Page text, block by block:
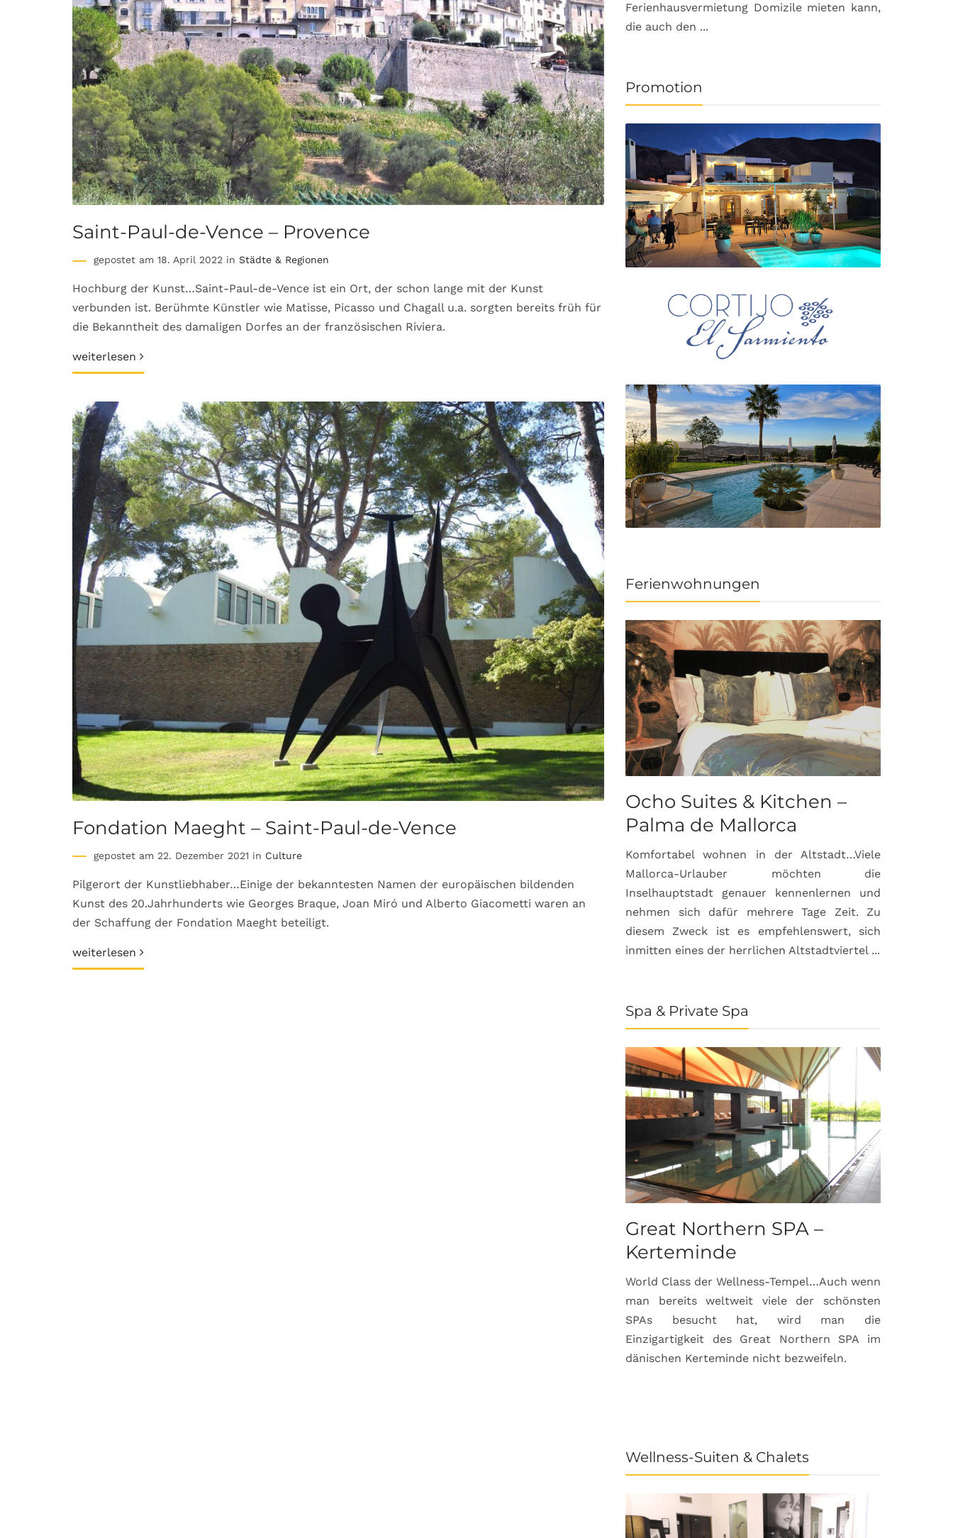
Saint-Paul-de-Vence – Provence
gepostet am 18. April 2022 in Städte & Regionen
Hochburg der Kunst…Saint-Paul-de-Vence ist ein Ort, der schon lange mit der Kunst
verbunden ist. Berühmte Künstler wie Matisse, Picasso und Chagall u.a. sorgten bereits früh für
die Bekanntheit des damaligen Dorfes an der französischen Riviera.
weiterlesen
Fondation Maeght – Saint-Paul-de-Vence
gepostet am 22. Dezember 2021 in Culture
Pilgerort der Kunstliebhaber…Einige der bekanntesten Namen der europäischen bildenden
Kunst des 20.Jahrhunderts wie Georges Braque, Joan Miró und Alberto Giacometti waren an
der Schaffung der Fondation Maeght beteiligt.
weiterlesen
Ferienhausvermietung Domizile mieten kann,
die auch den ...
Promotion
Ferienwohnungen
Ocho Suites & Kitchen –
Palma de Mallorca
Komfortabel wohnen in der Altstadt…Viele
Mallorca-Urlauber möchten die
Inselhauptstadt genauer kennenlernen und
nehmen sich dafür mehrere Tage Zeit. Zu
diesem Zweck ist es empfehlenswert, sich
inmitten eines der herrlichen Altstadtviertel ...
Spa & Private Spa
Great Northern SPA –
Kerteminde
World Class der Wellness-Tempel…Auch wenn
man bereits weltweit viele der schönsten
SPAs besucht hat, wird man die
Einzigartigkeit des Great Northern SPA im
dänischen Kerteminde nicht bezweifeln.
Wellness-Suiten & Chalets